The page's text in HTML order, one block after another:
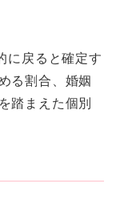
に戻ると確定す
る割合、婚姻
踏まえた個別